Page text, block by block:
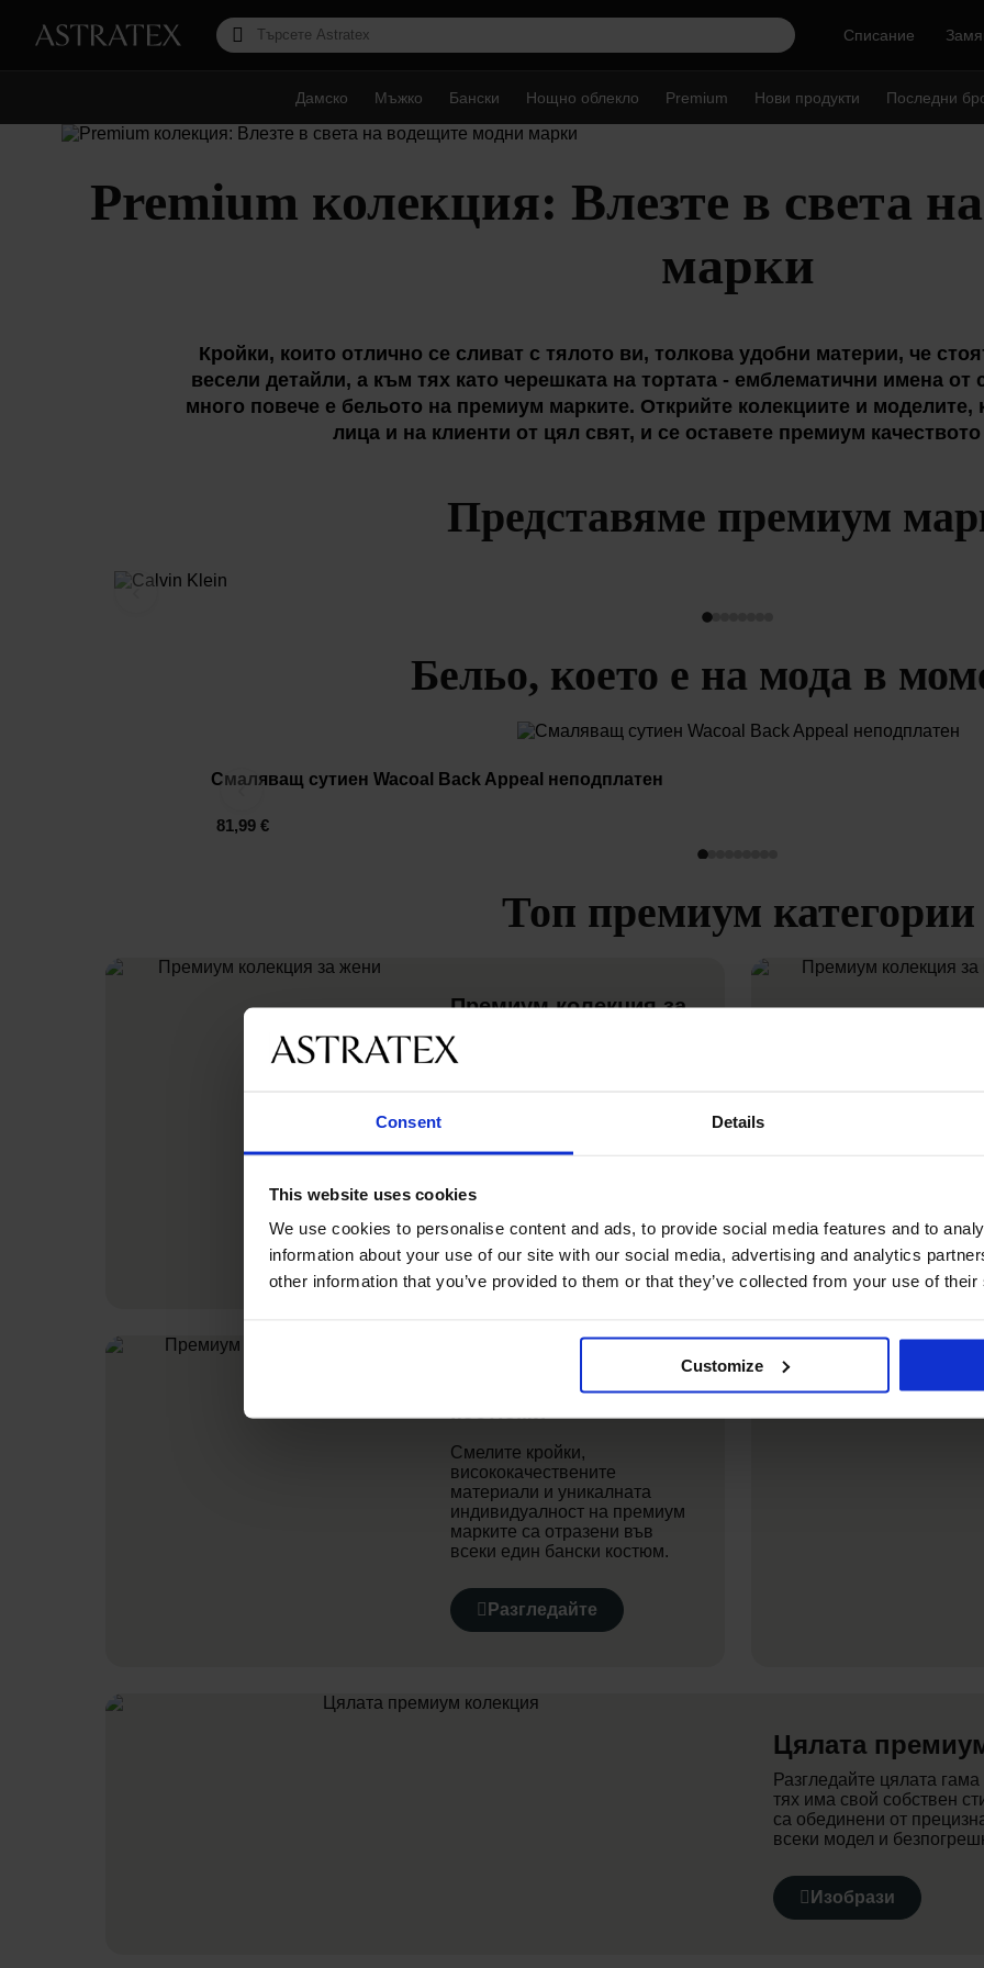
Consent Details
This website uses cookies
We use cookies to personalise content and ads, to provide social media features and to
information about your use of our site with our social media, advertising and analytics
other information that you’ve provided to them or that they’ve collected from your use of
Customize
Списание
Дамско Мъжко Бански Нощно облекло Premium Нови продукти Последни
Premium колекция: Влезте в света
марки
Кройки, които отлично се сливат с тялото ви, толкова удобни материи, че
весели детайли, а към тях като черешката на тортата - емблематични имена от
много повече е бельото на премиум марките. Открийте колекциите и моделите,
лица и на клиенти от цял свят, и се оставете премиум
Представяме премиум
‹
Бельо, което е на мода в
‹
Смаляващ сутиен Wacoal Back Appeal неподплатен
81,99 €
Топ премиум категории
Премиум колекция за
жени
изтънчените и в същото
модели.
Разгледайте
Премиум бански
Смелите кройки,
висококачествените
материали и уникалната
индивидуалност на премиум
марките са отразени във
всеки един бански костюм.
Разгледайте
Цялата
Разгледайте цялата
тях има свой собствен
са обединени от
всеки модел и
Изобрази